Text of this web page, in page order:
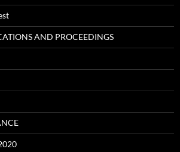
AND PROCEEDINGS